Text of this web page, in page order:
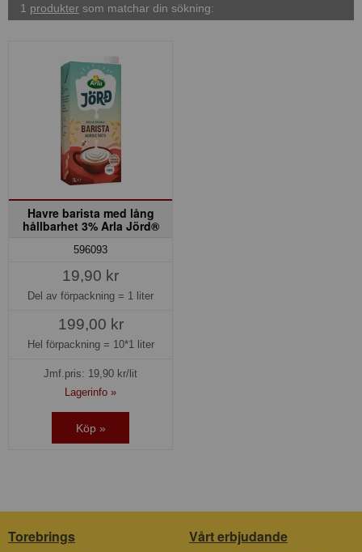
1 produkter som matchar din sökning:
Havre barista med lång
hållbarhet 3% Arla Jörd®
596093
19,90 kr
Del av förpackning = 1 liter
199,00 kr
Hel förpackning = 10*1 liter
Jmf.pris: 19,90 kr/lit
Lagerinfo »
Köp »
Torebrings Vårt erbjudande